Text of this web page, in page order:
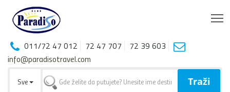
011/72 47 012 72 47 707
72 39 603
info@paradisotravel.com
Sve Traži